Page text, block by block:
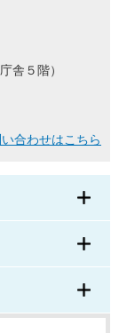
舎５階）
合わせはこちら